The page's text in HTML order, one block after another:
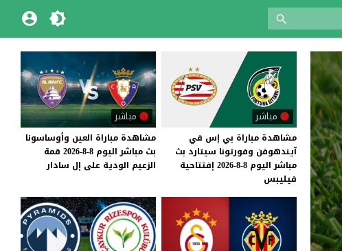
مباشر
مشاهدة مباراة بي إس في
آيندهوفن وفورتونا سيتارد بث
مباشر اليوم 8-8-2026 إفتتاحية
فيليبس
مباشر
مشاهدة مباراة العين وأوساسونا
بث مباشر اليوم 8-8-2026
قمة
الزعيم الودية على إل سادار